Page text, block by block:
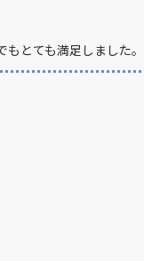
とても満足しました